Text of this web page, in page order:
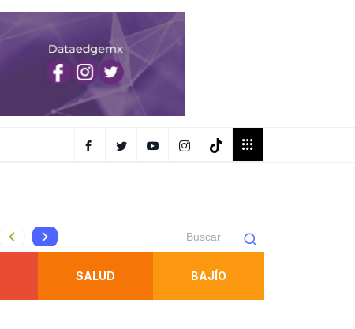
DETIENE FISCALÍA A PROBABLE RESPONSABLE DE
SALUD BAJÍO